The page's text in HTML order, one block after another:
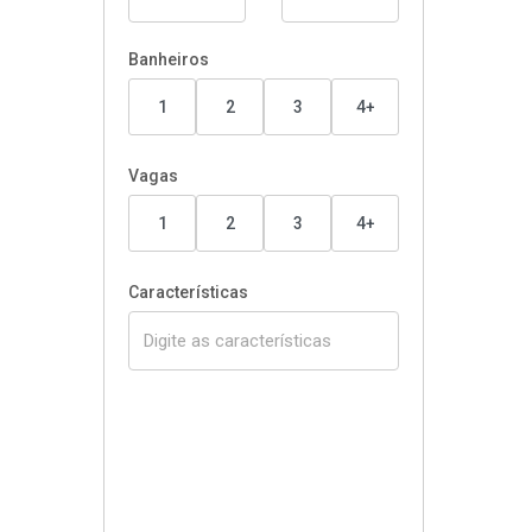
Banheiros
1 2 3 4+
Vagas
1 2 3 4+
Características